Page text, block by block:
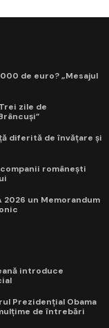
de euro? „Mesajul
zile de
diferită de învățare și
românești
2026 un Memorandum
introduce
Prezidențial Obama
de întrebări